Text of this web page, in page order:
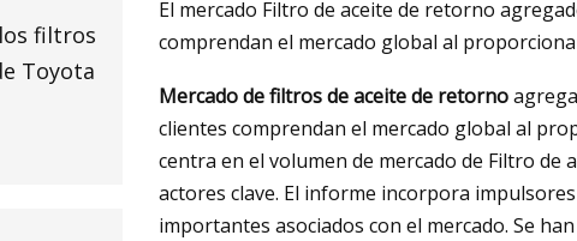
filtros
Toyota
Los mejores filtros de aceite (revisión y GM
El mercado Filtro de aceite de retorno
comprendan el mercado global al
Mercado de filtros de aceite de retorno
clientes comprendan el mercado global al
centra en el volumen de mercado de Filtro
actores clave. El informe incorpora
importantes asociados con el mercado. Se